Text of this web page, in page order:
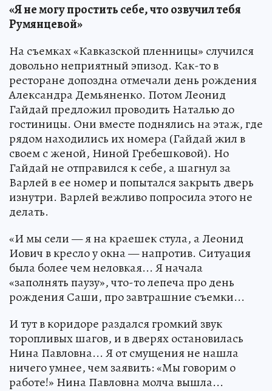
«Я не могу простить себе, что озвучил тебя
Румянцевой»
На съемках «Кавказской пленницы» случился
довольно неприятный эпизод. Как-то в
ресторане допоздна отмечали день рождения
Александра Демьяненко. Потом Леонид
Гайдай предложил проводить Наталью до
гостиницы. Они вместе поднялись на этаж, где
рядом находились их номера (Гайдай жил в
своем с женой, Ниной Гребешковой). Но
Гайдай не отправился к себе, а шагнул за
Варлей в ее номер и попытался закрыть дверь
изнутри. Варлей вежливо попросила этого не
делать.
«И мы сели — я на краешек стула, а Леонид
Иович в кресло у окна — напротив. Ситуация
была более чем неловкая... Я начала
«заполнять паузу», что-то лепеча про день
рождения Саши, про завтрашние съемки...
И тут в коридоре раздался громкий звук
торопливых шагов, и в дверях остановилась
Нина Павловна... Я от смущения не нашла
ничего умнее, чем заявить: «Мы говорим о
работе!» Нина Павловна молча вышла...